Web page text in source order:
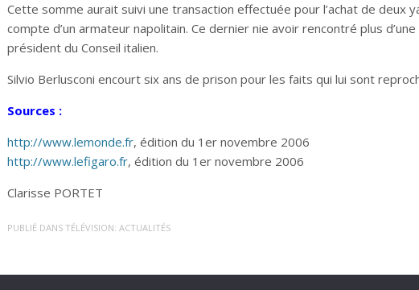
Cette somme aurait suivi une transaction effectuée pour l’achat de deux
compte d’un armateur napolitain. Ce dernier nie avoir rencontré plus d’une
président du Conseil italien.
Silvio Berlusconi encourt six ans de prison pour les faits qui lui sont
Sources :
http://www.lemonde.fr, édition du 1er novembre 2006
http://www.lefigaro.fr, édition du 1er novembre 2006
Clarisse PORTET
PUBLIÉ DANS TÉLÉVISION: ACTUALITÉS